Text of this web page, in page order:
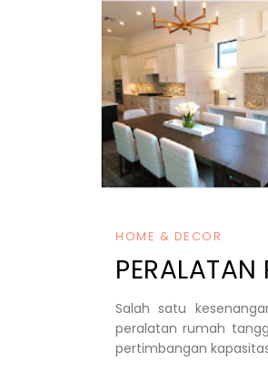
HOME & DECOR
Salah satu
peralatan rumah
pertimbangan kapasitas